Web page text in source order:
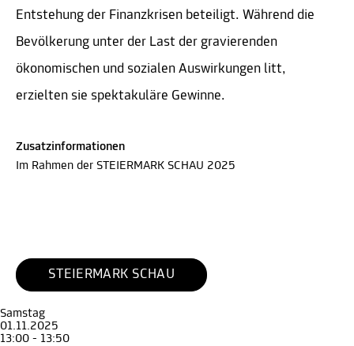
Entstehung der Finanzkrisen beteiligt. Während die
Bevölkerung unter der Last der gravierenden
ökonomischen und sozialen Auswirkungen litt,
erzielten sie spektakuläre Gewinne.
Zusatzinformationen
Im Rahmen der STEIERMARK SCHAU 2025
STEIERMARK SCHAU
Samstag
01.11.2025
13:00 - 13:50